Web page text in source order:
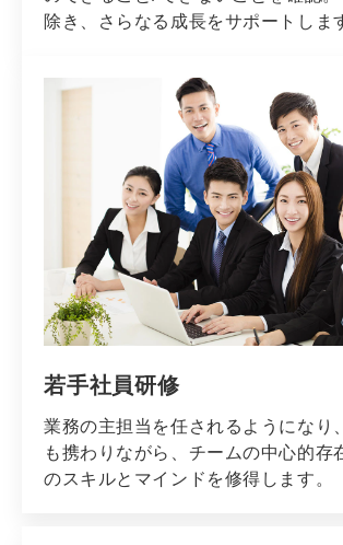
除き、さらなる成長をサポートしま
若手社員研修
業務の主担当を任されるようになり
も携わりながら、チームの中心的存
のスキルとマインドを修得します。